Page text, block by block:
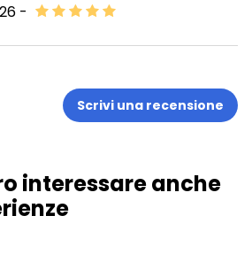
-
Scrivi una recensione
interessare anche